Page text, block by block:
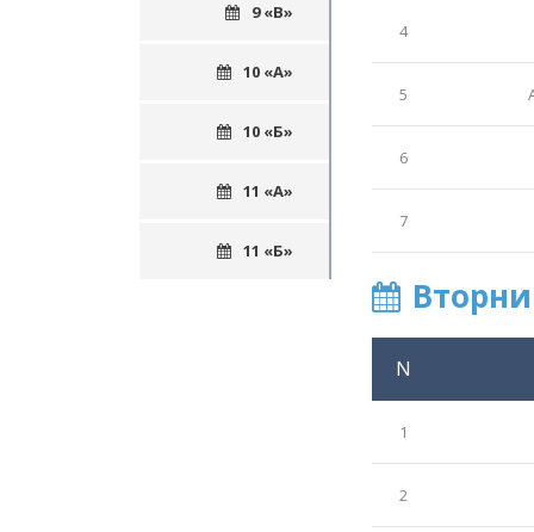
9 «В»
10 «А»
10 «Б»
11 «А»
11 «Б»
4
5
6
7
N
1
2